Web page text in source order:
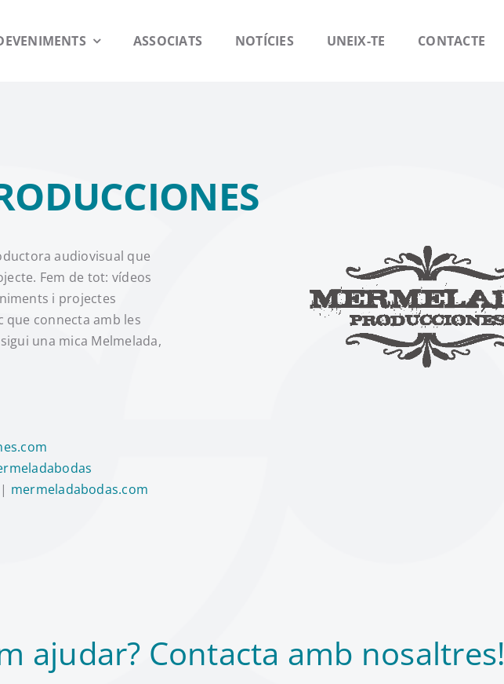
ASSOCIATS NOTÍCIES UNEIX-TE CONTACTE
audiovisual que
Fem de tot: vídeos
i projectes
que connecta amb les
una mica Melmelada,
| mermeladabodas.com
ajudar? Contacta amb nosaltres!